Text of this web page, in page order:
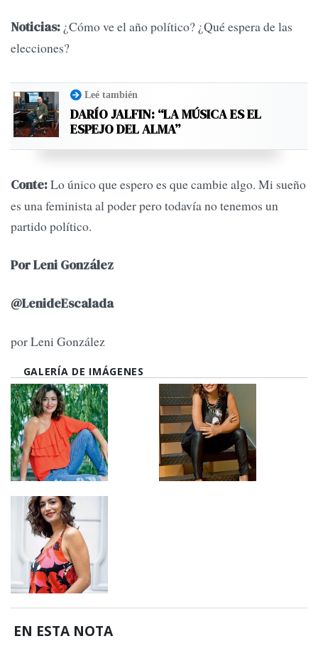
Noticias: ¿Cómo ve el año político? ¿Qué espera de las
elecciones?
Leé también
DARÍO JALFIN: “LA MÚSICA ES EL
ESPEJO DEL ALMA”
Conte:Lo único que espero es que cambie algo. Mi sueño
es una feminista al poder pero todavía no tenemos un
partido político.
Por Leni González
@LenideEscalada
por Leni González
GALERÍA DE IMÁGENES
EN ESTA NOTA